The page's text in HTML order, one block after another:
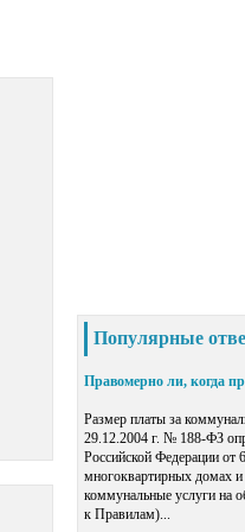
Популярные
Правомерно ли, когда
Размер платы за
29.12.2004 г. № 188-ФЗ
Российской Федерации от
многоквартирных домах
коммунальные услуги на
к Правилам)...